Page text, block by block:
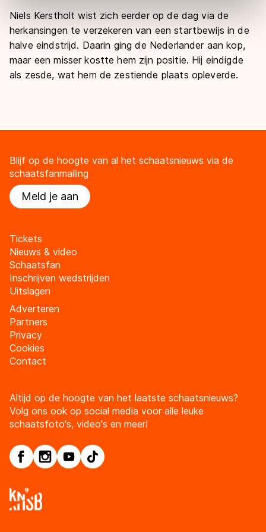
Door op ‘Toestaan’ te klikken, stemt u in met deze
overdracht. Meer informatie vindt u in ons
cookiebeleid
Niels Kerstholt wist zich eerder op de dag via de
herkansingen te verzekeren van een startbewijs in de
halve eindstrijd. Daarin ging de Nederlander aan kop,
maar een misser kostte hem zijn positie. Hij eindigde
als zesde, wat hem de zestiende plaats opleverde.
Blijf op de hoogte van al het schaatsnieuws via de
schaatsfanmailing
Meld je aan
Tickets
Nieuws & video
Schaatsfan
Inschrijven wedstrijden
Uitslagen
Adverteren
Partners
Privacy
Cookies
Contact
Altijd op de hoogte van het laatste schaatsnieuws?
Volg ons ook op social media voor alle leuke
schaatsfoto's, video's en meer!